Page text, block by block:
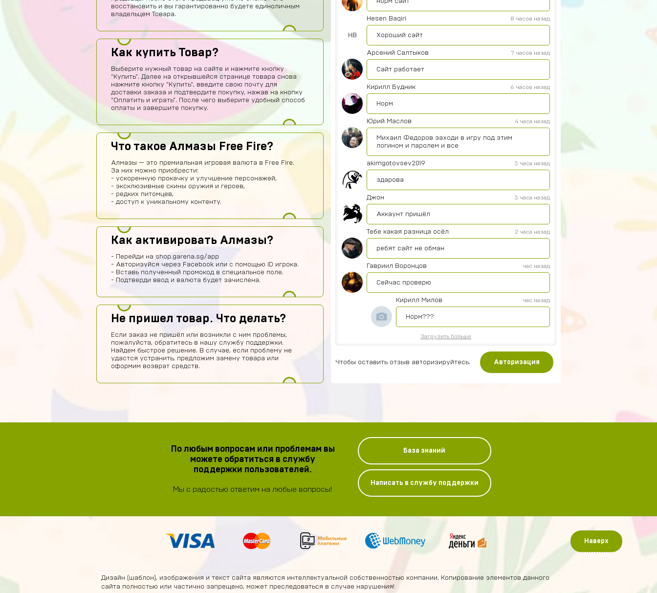
восстановить и вы гарантированно будете единоличным
владельцем Товара.
Как купить Товар?
Выберите нужный товар на сайте и нажмите кнопку
"Купить". Далее на открывшейся странице товара снова
нажмите кнопку "Купить", введите свою почту для
доставки заказа и подтвердите покупку, нажав на кнопку
"Оплатить и играть". После чего выберите удобный способ
оплаты и завершите покупку.
Что такое Алмазы Free Fire?
Алмазы — это премиальная игровая валюта в Free Fire.
За них можно приобрести:
- ускоренную прокачку и улучшение персонажей,
- эксклюзивные скины оружия и героев,
- редких питомцев,
- доступ к уникальному контенту.
Как активировать Алмазы?
- Перейди на shop.garena.sg/app
- Авторизуйся через Facebook или с помощью ID игрока.
- Вставь полученный промокод в специальное поле.
- Подтверди ввод и валюта будет зачислена.
Не пришел товар. Что делать?
Если заказ не пришёл или возникли с ним проблемы,
пожалуйста, обратитесь в нашу службу поддержки.
Найдем быстрое решение. В случае, если проблему не
удастся устранить, предложим замену товара или
оформим возврат средств.
HB
Hesen Baqiri 8 часов назад
Хороший сайт
Арсений Салтыков 7 часов назад
Сайт работает
Кирилл Будник 6 часов назад
Норм
Юрий Маслов 4 часа назад
Михаил Федоров заходи в игру под этим
логином и паролем и все
akimgotovsev2019 3 часа назад
здарова
Джон 3 часа назад
Аккаунт пришёл
Тебе какая разница осёл 2 часа назад
ребят сайт не обман
Гавриил Воронцов час назад
Сейчас проверю
Кирилл Милов час назад
Норм???
Загрузить больше
Чтобы оставить отзыв авторизируйтесь. Авторизация
По любым вопросам или проблемам вы
можете обратиться в службу
поддержки пользователей.
Мы с радостью ответим на любые вопросы!
База знаний
Написать в службу поддержки
Наверх
Дизайн (шаблон), изображения и текст сайта являются интеллектуальной собственностью компании. Копирование элементов данного
сайта полностью или частично запрещено, может преследоваться в случае нарушения!